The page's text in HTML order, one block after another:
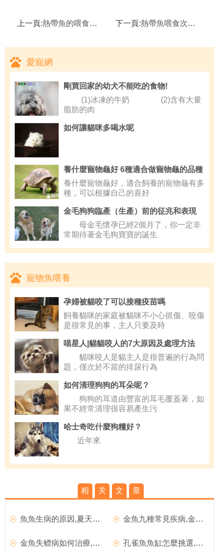
上一頁:熱帶魚的喂食量及喂食方法,正確喂食觀賞魚三個小貼士 下一頁:熱帶魚喂食次數,導致熱帶魚患病死亡的原因
愛寵網
剛買回家的幼犬不能吃的食物!
(1)冰凍的牛奶 (2)含有大量
脂肪的肉
如何讓貓咪多喝水呢
養什麼寵物龜好 6種適合做寵物龜的品種
養什麼寵物龜好，適合飼養的寵物龜有多
種，可以根據自己的喜好
金毛狗狗臨產（生產）前的征兆和表現
母金毛懷孕已經2個月了，你一定非
常期待著金毛狗寶寶的誕生
寵物魚喂養
孕婦被貓咬了可以接種疫苗嗎
飼養貓咪的家庭被貓咪不小心抓傷、咬傷
是很常見的事，主人只要及時
喵星人|貓貓咬人的7大原因及處理方法
貓咪咬人是貓主人是很普遍的行為問
題，僅次於不當的排尿行為
如何清理狗狗的耳朵呢？
狗狗的耳道由豐富的耳毛覆蓋著，如
果不經常清理很容易產生污
哈士奇吃什麼狗糧好？
近年來
相 关 文 章
魚魚生病的原因,夏天如何預防魚魚生病 金魚九種常見疾病,金魚常見之疾病
金魚失鳔病如何治療,金魚鳔炎症的四大治療方法 孔雀魚魚缸怎麼挑選,購買孔雀魚的選擇要點